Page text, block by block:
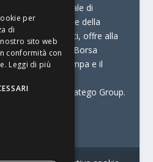
È il portale di
in Italia nel settore della
Oltre ai contenuti, offre alla
servizi come:
la Borsa
i Big della Stampa e il
testate di Stratego Group.
per
di
sito web
conformità con
Leggi di più